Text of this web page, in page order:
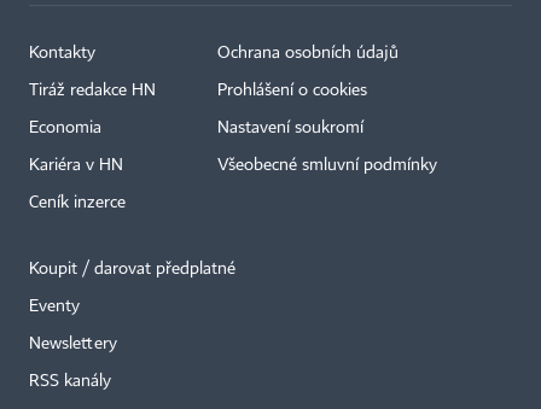
Kontakty
Tiráž redakce HN
Economia
Kariéra v HN
Ceník inzerce
Ochrana osobních údajů
Prohlášení o cookies
Nastavení soukromí
Všeobecné smluvní podmínky
Koupit / darovat předplatné
Eventy
Newslettery
RSS kanály